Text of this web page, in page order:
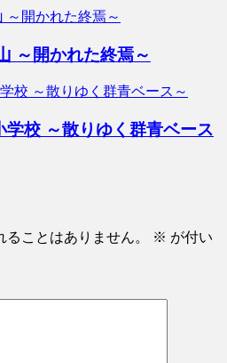
～開かれた終焉～
学校 ～散りゆく群青ベース
ことはありません。 ※ が付い